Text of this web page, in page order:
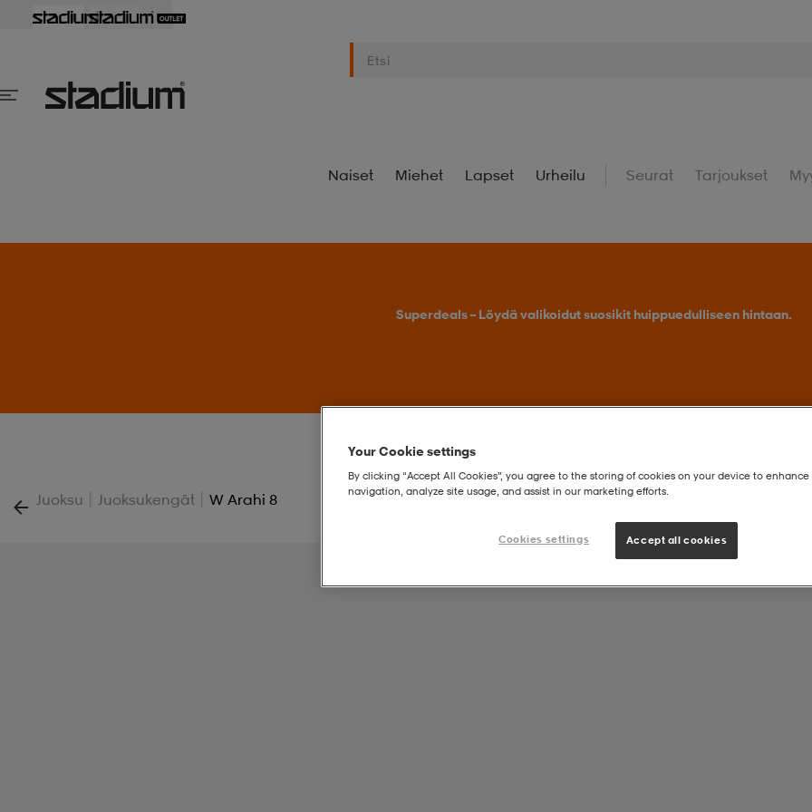
Naiset Miehet Lapset Urheilu Seurat Tarjoukset
Superdeals – Löydä valikoidut suosikit huippuedulliseen hintaan.
Juoksu | Juoksukengät | W Arahi 8
Your Cookie settings
By clicking “Accept All Cookies”, you agree to the storing of cookies on your device to enhance
navigation, analyze site usage, and assist in our marketing efforts.
Cookies settings Accept all cookies